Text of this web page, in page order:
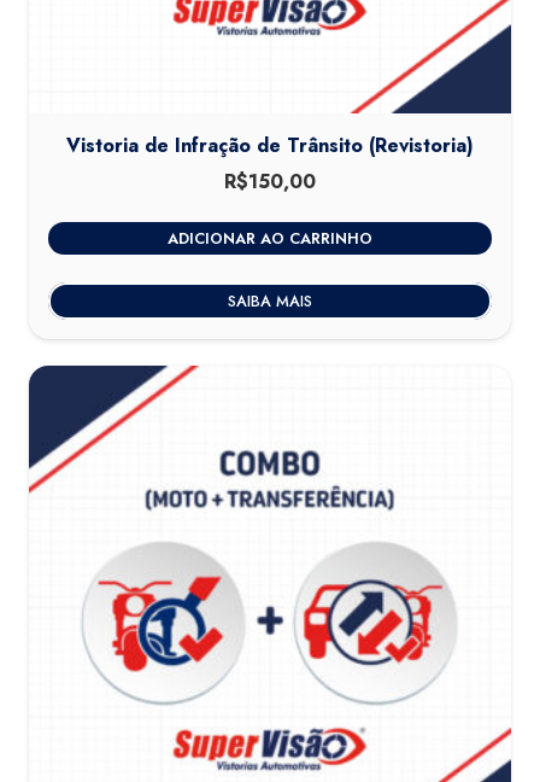
Vistoria de Infração de Trânsito (Revistoria)
R$150,00
ADICIONAR AO CARRINHO
SAIBA MAIS